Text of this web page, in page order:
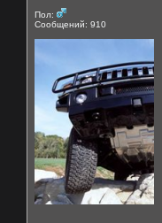
Пол:
Сообщений: 910